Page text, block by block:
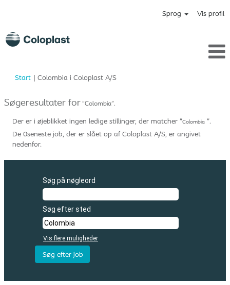
Sprog Vis profil
Start | Colombia i Coloplast A/S(aktuel
Søgeresultater for"Colombia".
Der er i øjeblikket ingen ledige stillinger, der matcher "Colombia ".
De 0seneste job, der er slået op af Coloplast A/S, er angivet
nedenfor.
Søg på nøgleord
Søg efter sted
Vis flere muligheder